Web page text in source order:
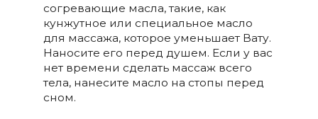
согревающие масла, такие, как
кунжутное или специальное масло
для массажа, которое уменьшает Вату.
Наносите его перед душем. Если у вас
нет времени сделать массаж всего
тела, нанесите масло на стопы перед
сном.